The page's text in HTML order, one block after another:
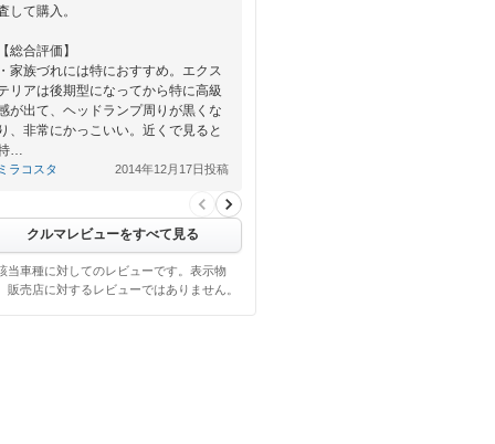
して購入。
総合評価】
家族づれには特におすすめ。エクス
リアは後期型になってから特に高級
が出て、ヘッドランプ周りが黒くな
、非常にかっこいい。近くで見ると
…
ラコスタ 2014年12月17日投稿
クルマレビューをすべて見る
当車種に対してのレビューです。表示物
販売店に対するレビューではありません。